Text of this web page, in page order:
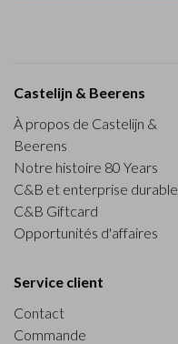
Castelijn & Beerens
À propos de Castelijn &
Beerens
Notre histoire 80 Years
C&B et enterprise durable
C&B Giftcard
Opportunités d'affaires
Service client
Contact
Commande